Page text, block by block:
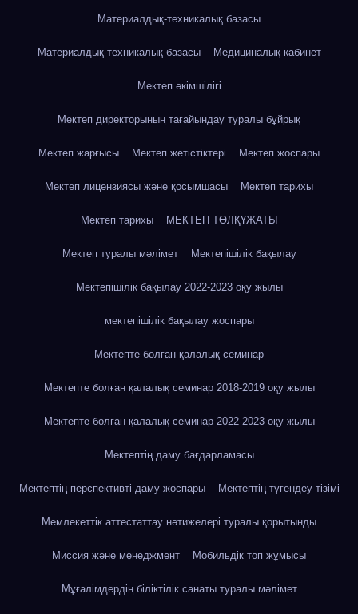
Материалдық-техникалық базасы
Материалдық-техникалық базасы Медициналық кабинет
Мектеп әкімшілігі
Мектеп директорының тағайындау туралы бұйрық
Мектеп жарғысы Мектеп жетістіктері Мектеп жоспары
Мектеп лицензиясы және қосымшасы Мектеп тарихы
Мектеп тарихы МЕКТЕП ТӨЛҚҰЖАТЫ
Мектеп туралы мәлімет Мектепішілік бақылау
Мектепішілік бақылау 2022-2023 оқу жылы
мектепішілік бақылау жоспары
Мектепте болған қалалық семинар
Мектепте болған қалалық семинар 2018-2019 оқу жылы
Мектепте болған қалалық семинар 2022-2023 оқу жылы
Мектептің даму бағдарламасы
Мектептің перспективті даму жоспары Мектептің түгендеу тізімі
Мемлекеттік аттестаттау нәтижелері туралы қорытынды
Миссия және менеджмент Мобильдік топ жұмысы
Мұғалімдердің біліктілік санаты туралы мәлімет